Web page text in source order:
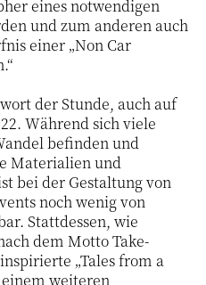
eines notwendigen
und zum anderen auch
einer „Non Car
der Stunde, auch auf
Während sich viele
befinden und
Materialien und
bei der Gestaltung von
noch wenig von
Stattdessen, wie
dem Motto Take-
„Tales from a
weiteren